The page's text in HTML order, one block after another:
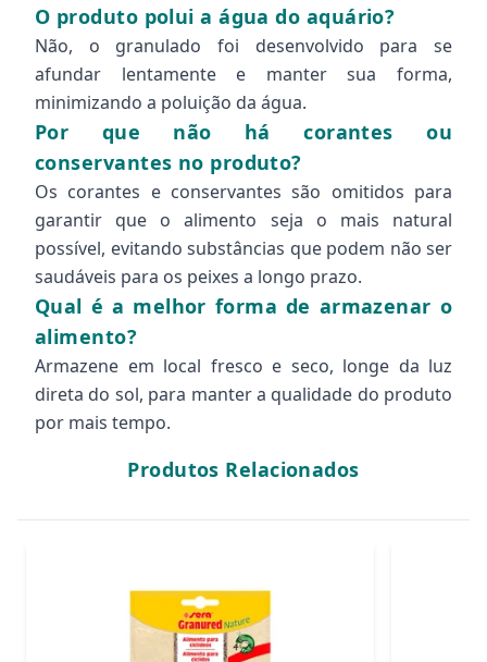
O produto polui a água do aquário?
Não, o granulado foi desenvolvido para se
afundar lentamente e manter sua forma,
minimizando a poluição da água.
Por que não há corantes ou
conservantes no produto?
Os corantes e conservantes são omitidos para
garantir que o alimento seja o mais natural
possível, evitando substâncias que podem não ser
saudáveis para os peixes a longo prazo.
Qual é a melhor forma de armazenar o
alimento?
Armazene em local fresco e seco, longe da luz
direta do sol, para manter a qualidade do produto
por mais tempo.
Produtos Relacionados